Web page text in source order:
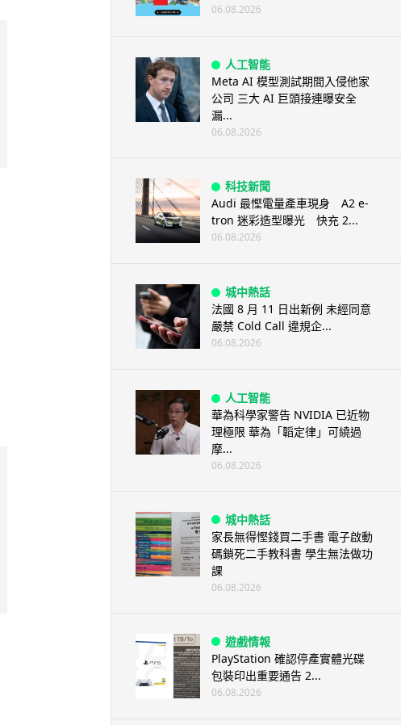
06.08.2026
人工智能
Meta AI 模型測試期間入侵他家
公司 三大 AI 巨頭接連曝安全
漏...
06.08.2026
科技新聞
Audi 最慳電量產車現身 A2 e-
tron 迷彩造型曝光 快充 2...
06.08.2026
城中熱話
法國 8 月 11 日出新例 未經同意
嚴禁 Cold Call 違規企...
06.08.2026
人工智能
華為科學家警告 NVIDIA 已近物
理極限 華為「韜定律」可繞過
摩...
06.08.2026
城中熱話
家長無得慳錢買二手書 電子啟動
碼鎖死二手教科書 學生無法做功
課
06.08.2026
遊戲情報
PlayStation 確認停產實體光碟
包裝印出重要通告 2...
06.08.2026